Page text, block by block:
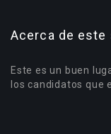
Acerca de este
Este es un buen
los candidatos que